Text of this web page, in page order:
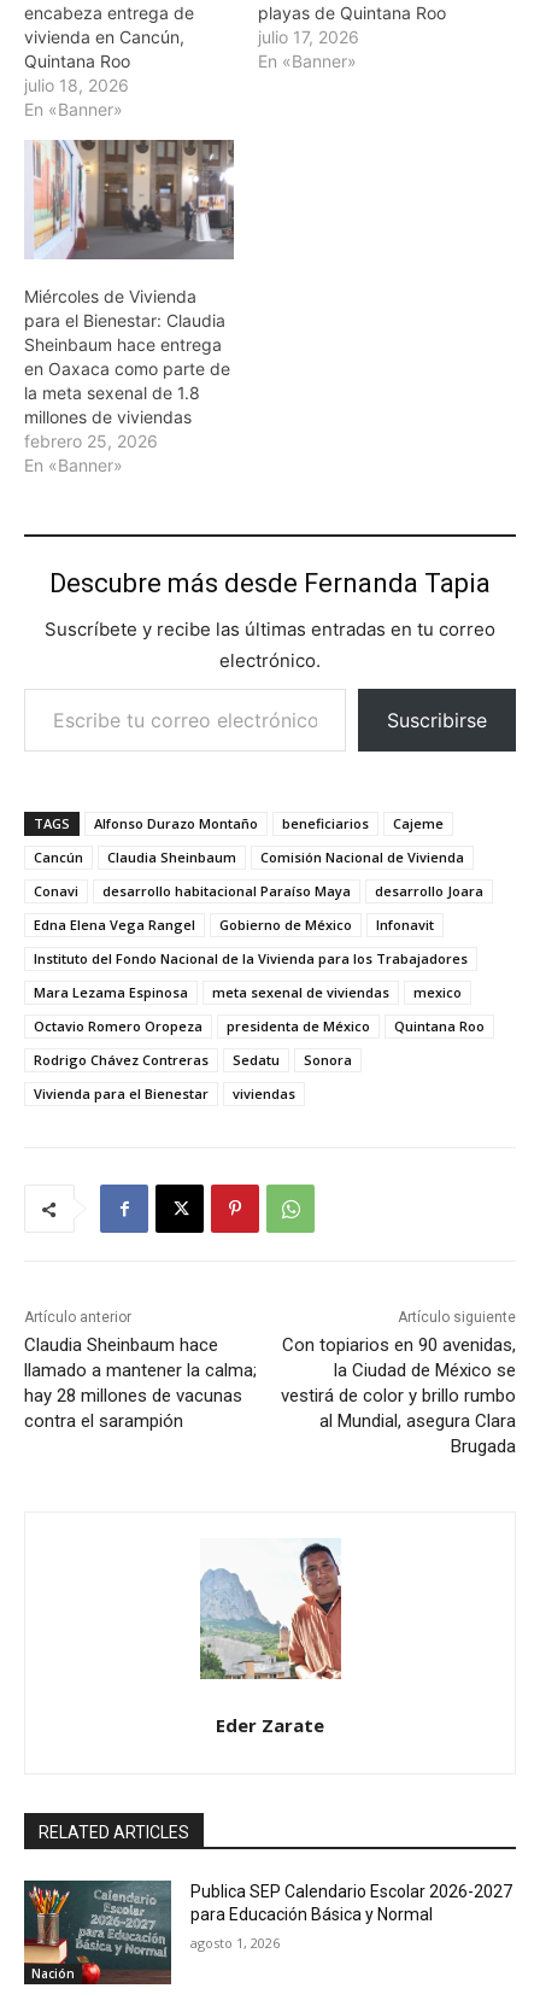
encabeza entrega de
vivienda en Cancún,
Quintana Roo
julio 18, 2026
En «Banner»
playas de Quintana Roo
julio 17, 2026
En «Banner»
Miércoles de Vivienda
para el Bienestar: Claudia
Sheinbaum hace entrega
en Oaxaca como parte de
la meta sexenal de 1.8
millones de viviendas
febrero 25, 2026
En «Banner»
Descubre más desde Fernanda Tapia
Suscríbete y recibe las últimas entradas en tu correo
electrónico.
Escribe tu correo electrónico…
Suscribirse
TAGS Alfonso Durazo Montaño beneficiarios
Cajeme
Cancún
Claudia Sheinbaum
Comisión Nacional de Vivienda
Conavi
desarrollo habitacional Paraíso Maya
desarrollo Joara
Edna Elena Vega Rangel
Gobierno de México
Infonavit
Instituto del Fondo Nacional de la Vivienda para los Trabajadores
Mara Lezama Espinosa
meta sexenal de viviendas
mexico
Octavio Romero Oropeza
presidenta de México
Quintana Roo
Rodrigo Chávez Contreras
Sedatu
Sonora
Vivienda para el Bienestar
viviendas
Artículo anterior
Claudia Sheinbaum hace
llamado a mantener la calma;
hay 28 millones de vacunas
contra el sarampión
Artículo siguiente
Con topiarios en 90 avenidas,
la Ciudad de México se
vestirá de color y brillo rumbo
al Mundial, asegura Clara
Brugada
Eder Zarate
RELATED ARTICLES
Nación
Publica SEP Calendario Escolar 2026-2027
para Educación Básica y Normal
agosto 1, 2026